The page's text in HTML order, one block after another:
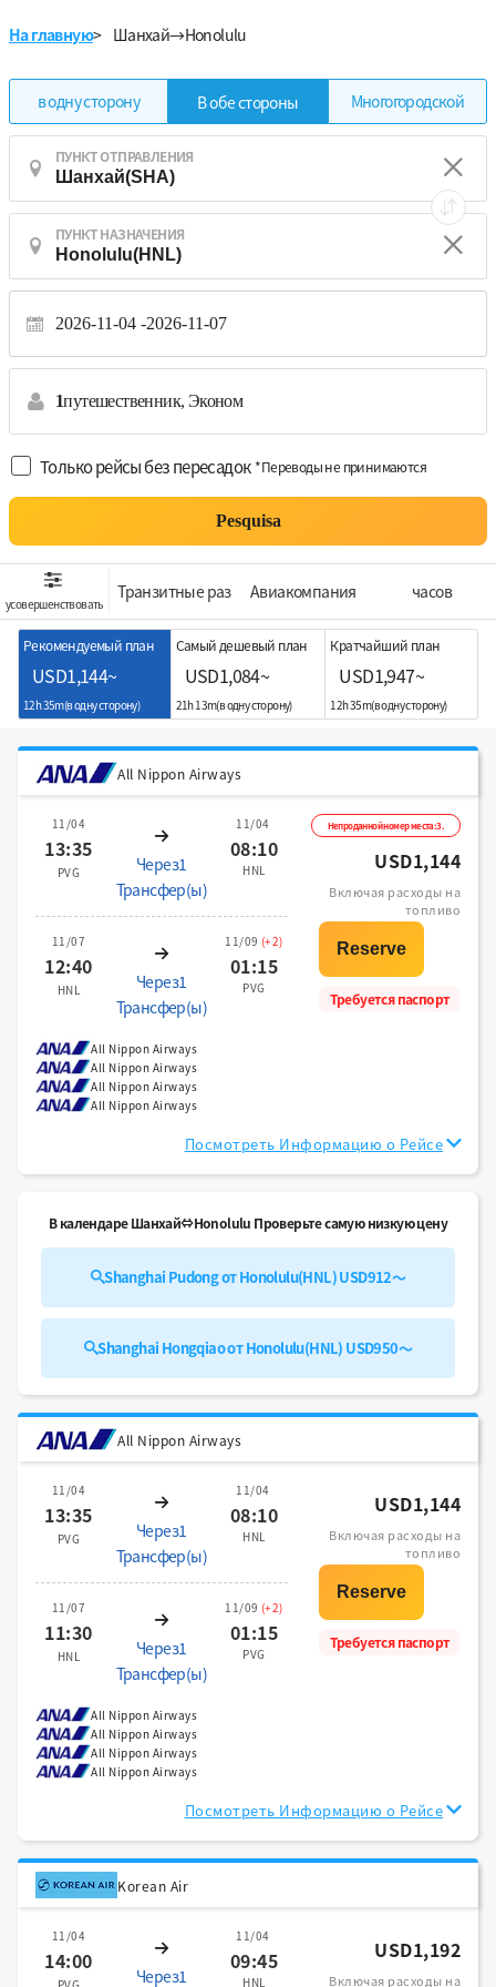
На главную> Шанхай→Honolulu
в одну сторону В обе стороны Многогородской
ПУНКТ ОТПРАВЛЕНИЯ
ПУНКТ НАЗНАЧЕНИЯ
2026-11-04 2026-11-07
1путешественник, Эконом
Только рейсы без пересадок *Переводы не принимаются
Pesquisa
усовершенствовать
Транзитные раз Aвиакомпания часов
Рекомендуемый план
USD1,144~
12h 35m(в одну сторону)
Самый дешевый план
USD1,084~
21h 13m(в одну сторону)
Кратчайший план
USD1,947~
12h 35m(в одну сторону)
All Nippon Airways
11/04
13:35
PVG
Через1
Трансфер(ы)
11/04
08:10
HNL
11/07
12:40
HNL
Через1
Трансфер(ы)
11/09 (+2)
01:15
PVG
Непроданной номер места:3.
USD1,144
Включая расходы на
топливо
Требуется паспорт
All Nippon Airways
All Nippon Airways
All Nippon Airways
All Nippon Airways
Посмотреть Информацию о Рейсе
В календаре Шанхай⇔Honolulu Проверьте самую низкую цену
Shanghai Pudong от Honolulu(HNL) USD912～
Shanghai Hongqiao от Honolulu(HNL) USD950～
All Nippon Airways
11/04
13:35
PVG
Через1
Трансфер(ы)
11/04
08:10
HNL
11/07
11:30
HNL
Через1
Трансфер(ы)
11/09 (+2)
01:15
PVG
USD1,144
Включая расходы на
топливо
Требуется паспорт
All Nippon Airways
All Nippon Airways
All Nippon Airways
All Nippon Airways
Посмотреть Информацию о Рейсе
Korean Air
11/04
14:00
Через1
11/04
09:45
HNL
USD1,192
Включая расходы на